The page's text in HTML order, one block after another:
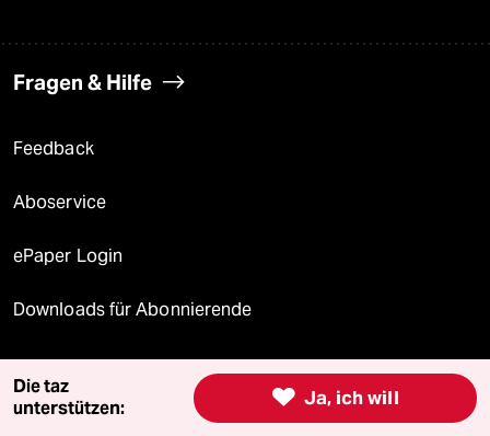
Fragen & Hilfe
Feedback
Aboservice
ePaper Login
Downloads für Abonnierende
© 2026 taz Verlags und Vertriebs GmbH
 Ja, ich will
Die taz
unterstützen: